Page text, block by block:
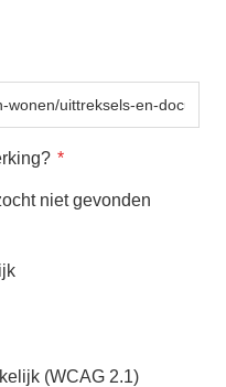
niet gevonden
(WCAG 2.1)